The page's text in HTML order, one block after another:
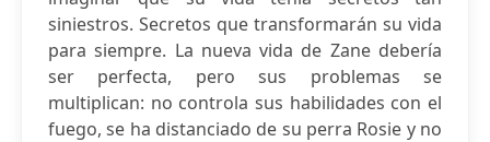
siniestros. Secretos que transformarán su vida
para siempre. La nueva vida de Zane debería
ser perfecta, pero sus problemas se
multiplican: no controla sus habilidades con el
fuego, se ha distanciado de su perra Rosie y no